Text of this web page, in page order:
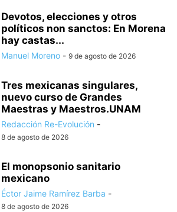
Devotos, elecciones y otros
políticos non sanctos: En Morena
hay castas...
Manuel Moreno - 9 de agosto de 2026
Tres mexicanas singulares,
nuevo curso de Grandes
Maestras y Maestros.UNAM
Redacción Re-Evolución -
8 de agosto de 2026
El monopsonio sanitario
mexicano
Éctor Jaime Ramírez Barba -
8 de agosto de 2026